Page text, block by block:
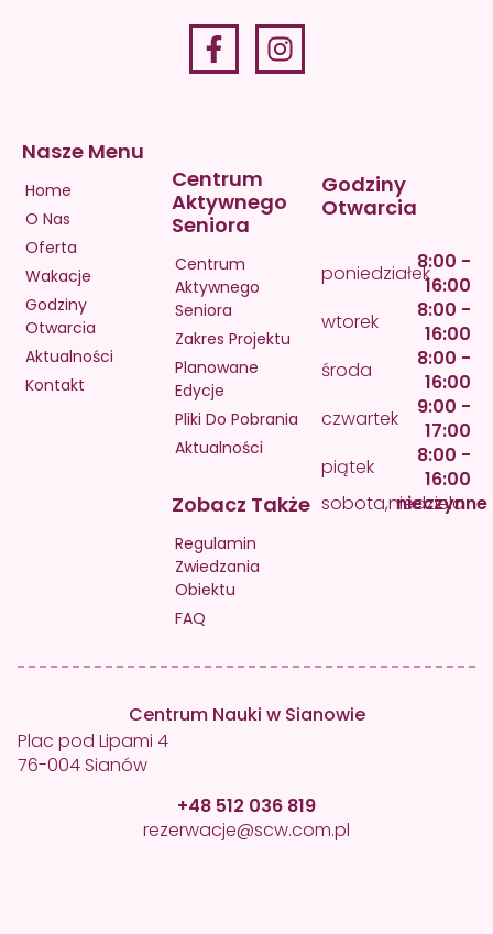
Nasze Menu
Home
O Nas
Oferta
Wakacje
Godziny
Otwarcia
Aktualności
Kontakt
Centrum
Aktywnego
Seniora
Centrum
Aktywnego
Seniora
Zakres Projektu
Planowane
Edycje
Pliki Do Pobrania
Aktualności
Zobacz Także
Regulamin
Zwiedzania
Obiektu
FAQ
Godziny
Otwarcia
poniedziałek8:00 -
16:00
wtorek
8:00 -
16:00
środa
8:00 -
16:00
czwartek
9:00 -
17:00
piątek
8:00 -
16:00
sobota,niedziela
nieczynne
Centrum Nauki w Sianowie
Plac pod Lipami 4
76-004 Sianów
+48 512 036 819
rezerwacje@scw.com.pl